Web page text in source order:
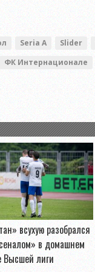
Seria A Slider
ФК Интернационале
всухую разобрался
в домашнем
Высшей лиги